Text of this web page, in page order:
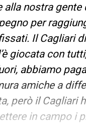
alla nostra gente
per
Il Cagliari
giocata con
abbiamo
amiche a
però il Cagliari
in campo i